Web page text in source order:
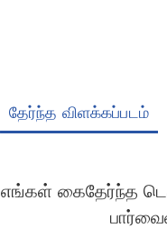
தேர்ந்த விளக்கப்படம்
எங்கள் கைதேர்ந்த